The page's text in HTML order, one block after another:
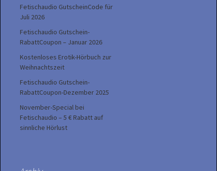
Fetischaudio GutscheinCode für
Juli 2026
Fetischaudio Gutschein-
RabattCoupon – Januar 2026
Kostenloses Erotik-Hörbuch zur
Weihnachtszeit
Fetischaudio Gutschein-
RabattCoupon-Dezember 2025
November-Special bei
Fetischaudio – 5 € Rabatt auf
sinnliche Hörlust